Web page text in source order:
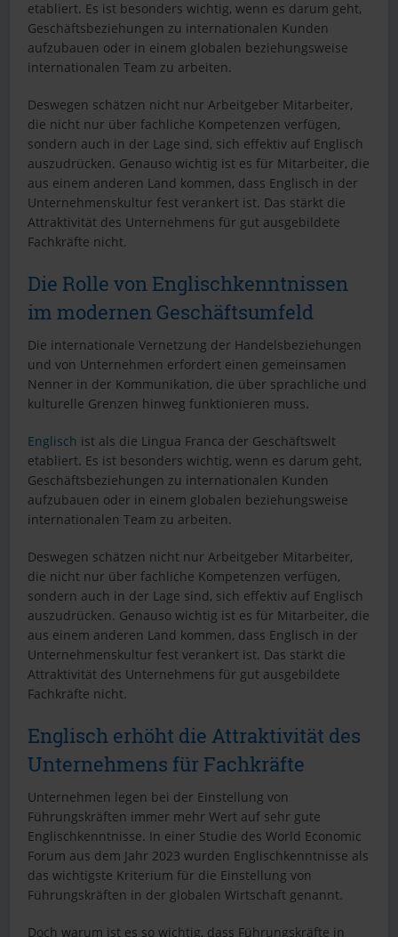
etabliert. Es ist besonders wichtig, wenn es darum geht,
Geschäftsbeziehungen zu internationalen Kunden
aufzubauen oder in einem globalen beziehungsweise
internationalen Team zu arbeiten.
Deswegen schätzen nicht nur Arbeitgeber Mitarbeiter,
die nicht nur über fachliche Kompetenzen verfügen,
sondern auch in der Lage sind, sich effektiv auf Englisch
auszudrücken. Genauso wichtig ist es für Mitarbeiter, die
aus einem anderen Land kommen, dass Englisch in der
Unternehmenskultur fest verankert ist. Das stärkt die
Attraktivität des Unternehmens für gut ausgebildete
Fachkräfte nicht.
Die Rolle von Englischkenntnissen
im modernen Geschäftsumfeld
Die internationale Vernetzung der Handelsbeziehungen
und von Unternehmen erfordert einen gemeinsamen
Nenner in der Kommunikation, die über sprachliche und
kulturelle Grenzen hinweg funktionieren muss.
Englisch ist als die Lingua Franca der Geschäftswelt
etabliert. Es ist besonders wichtig, wenn es darum geht,
Geschäftsbeziehungen zu internationalen Kunden
aufzubauen oder in einem globalen beziehungsweise
internationalen Team zu arbeiten.
Deswegen schätzen nicht nur Arbeitgeber Mitarbeiter,
die nicht nur über fachliche Kompetenzen verfügen,
sondern auch in der Lage sind, sich effektiv auf Englisch
auszudrücken. Genauso wichtig ist es für Mitarbeiter, die
aus einem anderen Land kommen, dass Englisch in der
Unternehmenskultur fest verankert ist. Das stärkt die
Attraktivität des Unternehmens für gut ausgebildete
Fachkräfte nicht.
Englisch erhöht die Attraktivität des
Unternehmens für Fachkräfte
Unternehmen legen bei der Einstellung von
Führungskräften immer mehr Wert auf sehr gute
Englischkenntnisse. In einer Studie des World Economic
Forum aus dem Jahr 2023 wurden Englischkenntnisse als
das wichtigste Kriterium für die Einstellung von
Führungskräften in der globalen Wirtschaft genannt.
Doch warum ist es so wichtig, dass Führungskräfte in